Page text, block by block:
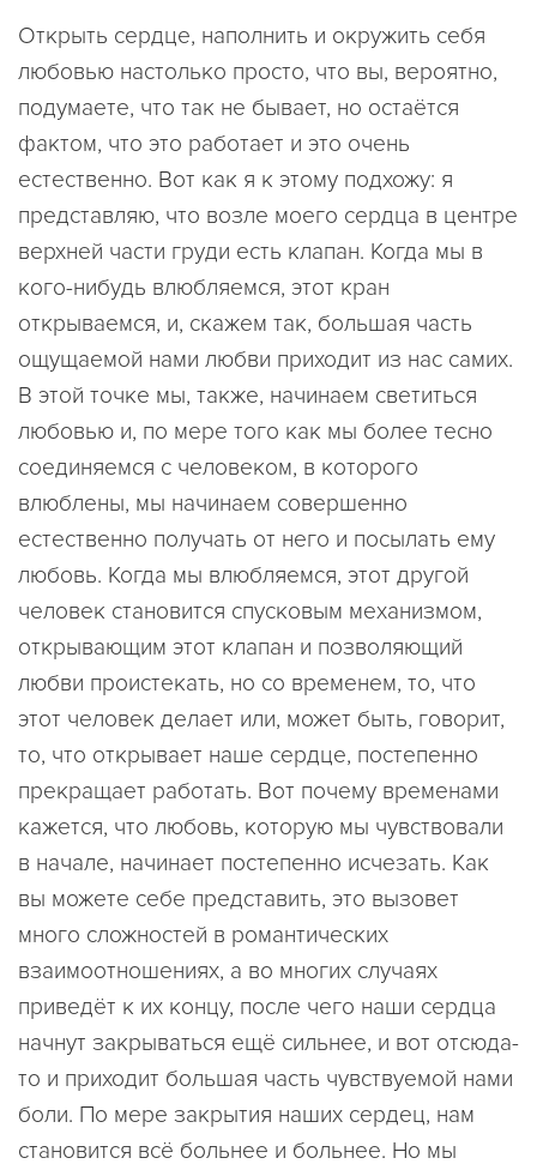
Открыть сердце, наполнить и окружить себя
любовью настолько просто, что вы, вероятно,
подумаете, что так не бывает, но остаётся
фактом, что это работает и это очень
естественно. Вот как я к этому подхожу: я
представляю, что возле моего сердца в центре
верхней части груди есть клапан. Когда мы в
кого-нибудь влюбляемся, этот кран
открываемся, и, скажем так, большая часть
ощущаемой нами любви приходит из нас самих.
В этой точке мы, также, начинаем светиться
любовью и, по мере того как мы более тесно
соединяемся с человеком, в которого
влюблены, мы начинаем совершенно
естественно получать от него и посылать ему
любовь. Когда мы влюбляемся, этот другой
человек становится спусковым механизмом,
открывающим этот клапан и позволяющий
любви проистекать, но со временем, то, что
этот человек делает или, может быть, говорит,
то, что открывает наше сердце, постепенно
прекращает работать. Вот почему временами
кажется, что любовь, которую мы чувствовали
в начале, начинает постепенно исчезать. Как
вы можете себе представить, это вызовет
много сложностей в романтических
взаимоотношениях, а во многих случаях
приведёт к их концу, после чего наши сердца
начнут закрываться ещё сильнее, и вот отсюда-
то и приходит большая часть чувствуемой нами
боли. По мере закрытия наших сердец, нам
становится всё больнее и больнее. Но мы